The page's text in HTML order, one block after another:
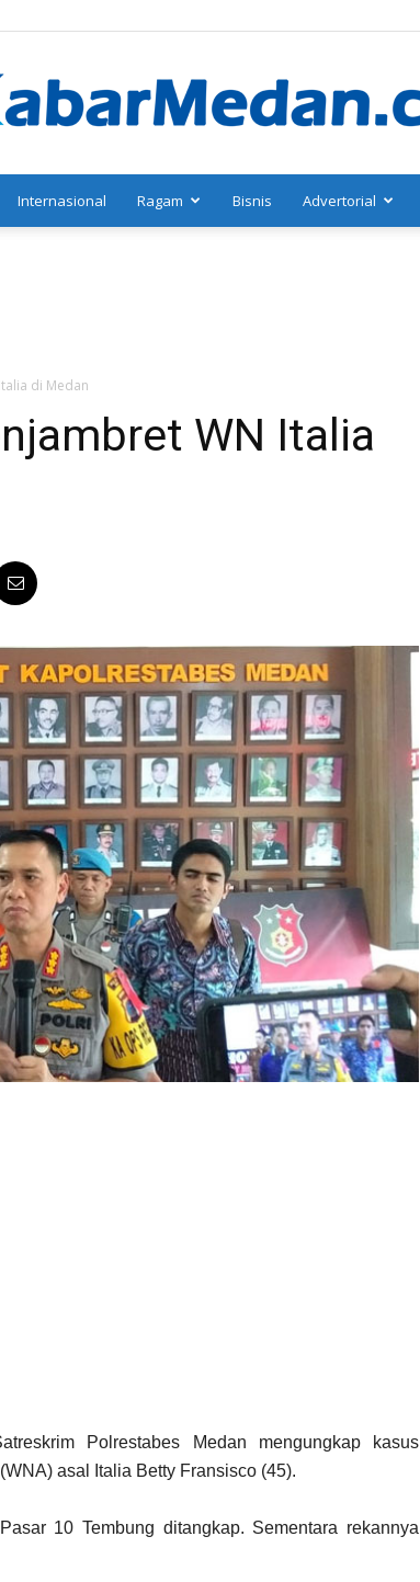
Internasional Ragam Bisnis Advertorial
di Medan
WN Italia
Polrestabes Medan mengungkap kasus
asal Italia Betty Fransisco (45).
10 Tembung ditangkap. Sementara rekannya